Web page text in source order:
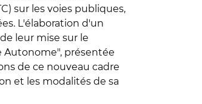
sur les voies publiques,
L'élaboration d'un
leur mise sur le
Autonome", présentée
de ce nouveau cadre
et les modalités de sa